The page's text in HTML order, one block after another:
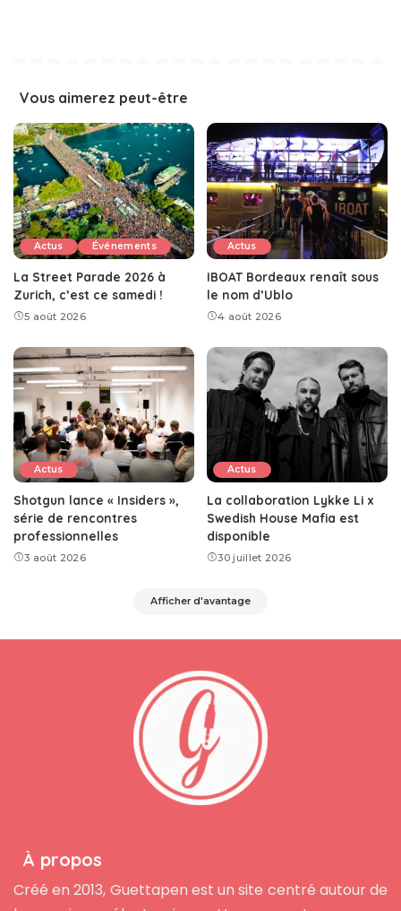
Vous aimerez peut-être
Actus Événements
La Street Parade 2026 à
Zurich, c’est ce samedi !
5 août 2026
Actus
IBOAT Bordeaux renaît sous
le nom d’Ublo
4 août 2026
Actus
Shotgun lance « Insiders »,
série de rencontres
professionnelles
3 août 2026
Actus
La collaboration Lykke Li x
Swedish House Mafia est
disponible
30 juillet 2026
Afficher d'avantage
À propos
Créé en 2013, Guettapen est un site centré autour de